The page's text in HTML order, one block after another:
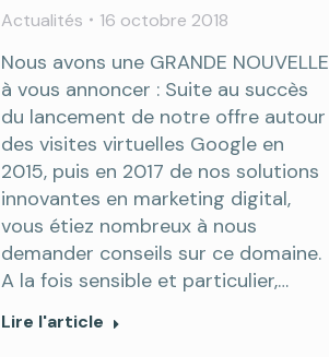
Actualités 16 octobre 2018
Nous avons une GRANDE NOUVELLE
à vous annoncer : Suite au succès
du lancement de notre offre autour
des visites virtuelles Google en
2015, puis en 2017 de nos solutions
innovantes en marketing digital,
vous étiez nombreux à nous
demander conseils sur ce domaine.
A la fois sensible et particulier,…
Lire l'article